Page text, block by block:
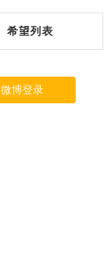
希望列表
微博登录